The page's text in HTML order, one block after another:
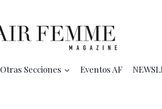
Otras Secciones Eventos AF